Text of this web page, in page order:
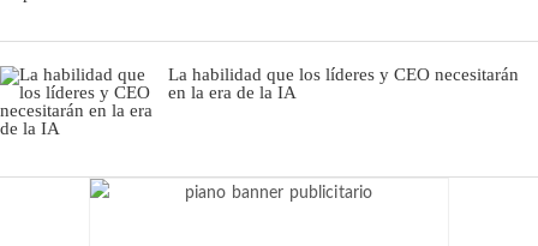
La habilidad que los líderes y CEO necesitarán
en la era de la IA